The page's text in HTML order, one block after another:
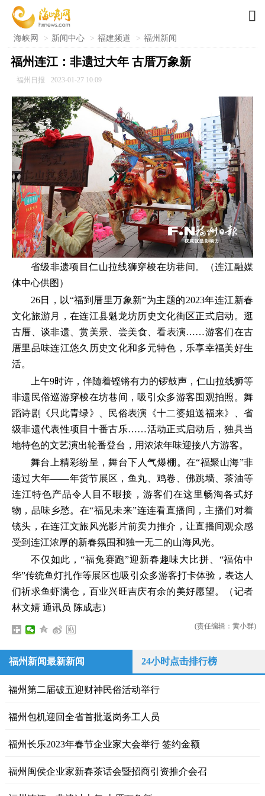

海峡网 > 新闻中心 > 福建频道 > 福州新闻
福州连江：非遗过大年 古厝万象新
福州日报 2023-01-27 10:09
省级非遗项目仁山拉线狮穿梭在坊巷间。（连江融媒
体中心供图）
26日，以“福到厝里万象新”为主题的2023年连江新春
文化旅游月，在连江县魁龙坊历史文化街区正式启动。逛
古厝、谈非遗、赏美景、尝美食、看表演……游客们在古
厝里品味连江悠久历史文化和多元特色，乐享幸福美好生
活。
上午9时许，伴随着铿锵有力的锣鼓声，仁山拉线狮等
非遗民俗巡游穿梭在坊巷间，吸引众多游客围观拍照。舞
蹈诗剧《只此青绿》、民俗表演《十二婆姐送福来》、省
级非遗代表性项目十番古乐……活动正式启动后，独具当
地特色的文艺演出轮番登台，用浓浓年味迎接八方游客。
舞台上精彩纷呈，舞台下人气爆棚。在“福聚山海”非
遗过大年——年货节展区，鱼丸、鸡卷、佛跳墙、茶油等
连江特色产品令人目不暇接，游客们在这里畅淘各式好
物，品味乡愁。在“福见未来”连连看直播间，主播们对着
镜头，在连江文旅风光影片前卖力推介，让直播间观众感
受到连江浓厚的新春氛围和独一无二的山海风光。
不仅如此，“福兔赛跑”迎新春趣味大比拼、“福佑中
华”传统鱼灯扎作等展区也吸引众多游客打卡体验，表达人
们祈求鱼虾满仓，百业兴旺吉庆有余的美好愿望。（记者
林文婧 通讯员 陈成志）
(责任编辑：黄小群)
福州新闻最新新闻 24小时点击排行榜
福州第二届破五迎财神民俗活动举行
福州包机迎回全省首批返岗务工人员
福州长乐2023年春节企业家大会举行 签约金额
福州闽侯企业家新春茶话会暨招商引资推介会召